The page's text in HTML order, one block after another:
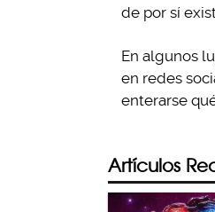
de por sí
En algunos
en redes
enterarse
Artículos